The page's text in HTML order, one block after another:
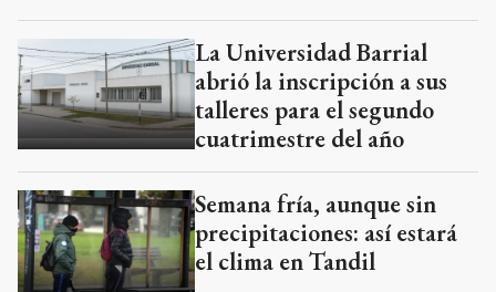
La Universidad Barrial
abrió la inscripción a sus
talleres para el segundo
cuatrimestre del año
Semana fría, aunque sin
precipitaciones: así estará
el clima en Tandil